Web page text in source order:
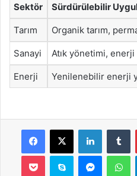
Sektör Sürdürülebilir
Tarım Organik tarım,
Sanayi Atık yönetimi,
Enerji Yenilenebilir enerji
Facebook
X LinkedIn
Pocket Skype